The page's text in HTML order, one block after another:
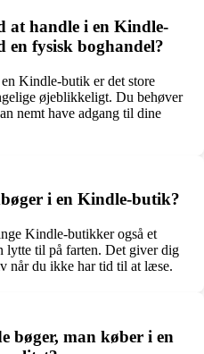
at handle i en Kindle-
en fysisk boghandel?
Kindle-butik er det store
øjeblikkeligt. Du behøver
nemt have adgang til dine
i en Kindle-butik?
Kindle-butikker også et
lytte til på farten. Det giver dig
når du ikke har tid til at læse.
bøger, man køber i en